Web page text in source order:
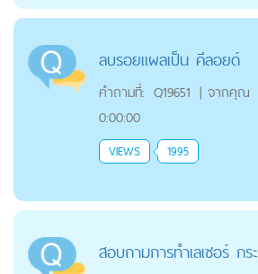
ลบรอยแผลเป็น คีลอยด์
คำถามที่: Q19651 | จากคุณ
0:00:00
VIEWS 1995
สอบถามการทำเลเซอร์ กระ